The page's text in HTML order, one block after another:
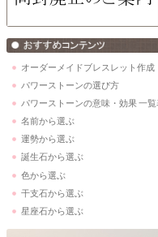
オーダーメイドブレスレット作成
パワーストーンの選び方
パワーストーンの意味・効果 一覧
名前から選ぶ
運勢から選ぶ
誕生石から選ぶ
色から選ぶ
干支石から選ぶ
星座石から選ぶ